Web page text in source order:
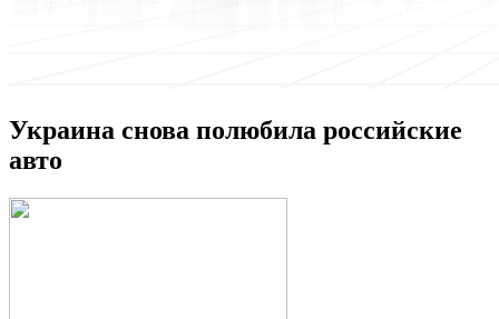
Украина снова полюбила российские
авто